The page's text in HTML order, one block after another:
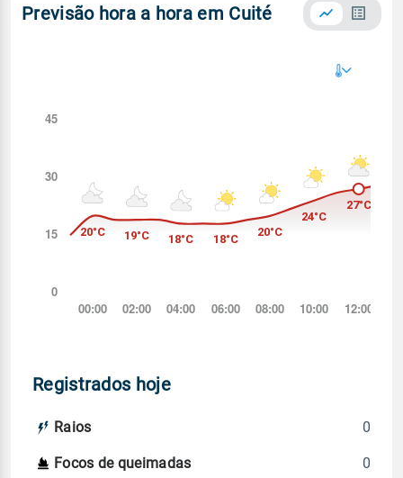
Previsão hora a hora em Cuité
Registrados hoje
Raios 0
Focos de queimadas 0